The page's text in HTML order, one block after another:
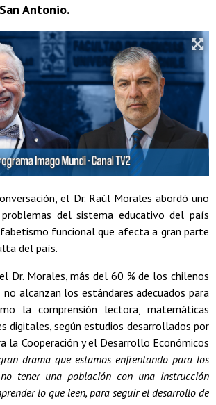
Antonio.
el Dr. Raúl Morales abordó uno
del sistema educativo del país
funcional que afecta a gran parte
del país.
Morales, más del 60 % de los chilenos
alcanzan los estándares adecuados para
la comprensión lectora, matemáticas
digitales, según estudios desarrollados por
la Cooperación y el Desarrollo Económicos
drama que estamos enfrentando para los
tener una población con una instrucción
lo que leen, para seguir el desarrollo de